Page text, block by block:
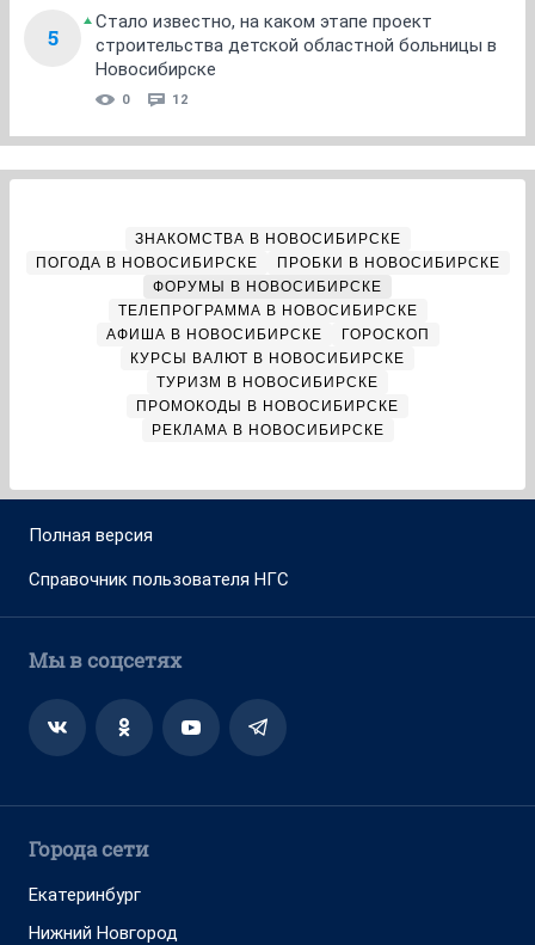
5
Стало известно, на каком этапе проект
строительства детской областной больницы в
Новосибирске
0 12
ЗНАКОМСТВА В НОВОСИБИРСКЕ
ПОГОДА В НОВОСИБИРСКЕ
ПРОБКИ В НОВОСИБИРСКЕ
ФОРУМЫ В НОВОСИБИРСКЕ
ТЕЛЕПРОГРАММА В НОВОСИБИРСКЕ
АФИША В НОВОСИБИРСКЕ
ГОРОСКОП
КУРСЫ ВАЛЮТ В НОВОСИБИРСКЕ
ТУРИЗМ В НОВОСИБИРСКЕ
ПРОМОКОДЫ В НОВОСИБИРСКЕ
РЕКЛАМА В НОВОСИБИРСКЕ
Полная версия
Справочник пользователя НГС
Мы в соцсетях
Города сети
Екатеринбург
Нижний Новгород